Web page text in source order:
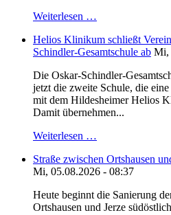
Weiterlesen …
Helios Klinikum schließt
Schindler-Gesamtschule ab Mi,
Die Oskar-Schindler-
jetzt die zweite Schule, die
mit dem Hildesheimer Helios
Damit übernehmen...
Weiterlesen …
Straße zwischen Ortshausen
Mi, 05.08.2026 - 08:37
Heute beginnt die Sanierung
Ortshausen und Jerze